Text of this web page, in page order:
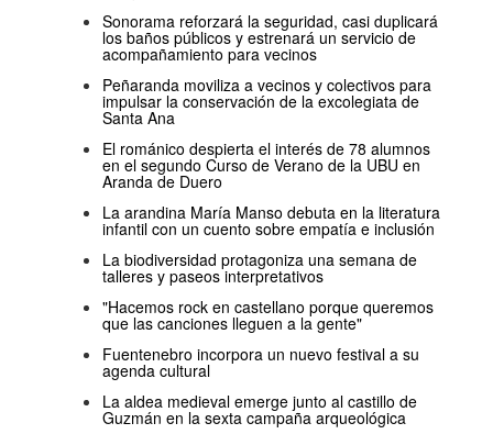
Sonorama reforzará la seguridad, casi duplicará
los baños públicos y estrenará un servicio de
acompañamiento para vecinos
Peñaranda moviliza a vecinos y colectivos para
impulsar la conservación de la excolegiata de
Santa Ana
El románico despierta el interés de 78 alumnos
en el segundo Curso de Verano de la UBU en
Aranda de Duero
La arandina María Manso debuta en la literatura
infantil con un cuento sobre empatía e inclusión
La biodiversidad protagoniza una semana de
talleres y paseos interpretativos
"Hacemos rock en castellano porque queremos
que las canciones lleguen a la gente"
Fuentenebro incorpora un nuevo festival a su
agenda cultural
La aldea medieval emerge junto al castillo de
Guzmán en la sexta campaña arqueológica